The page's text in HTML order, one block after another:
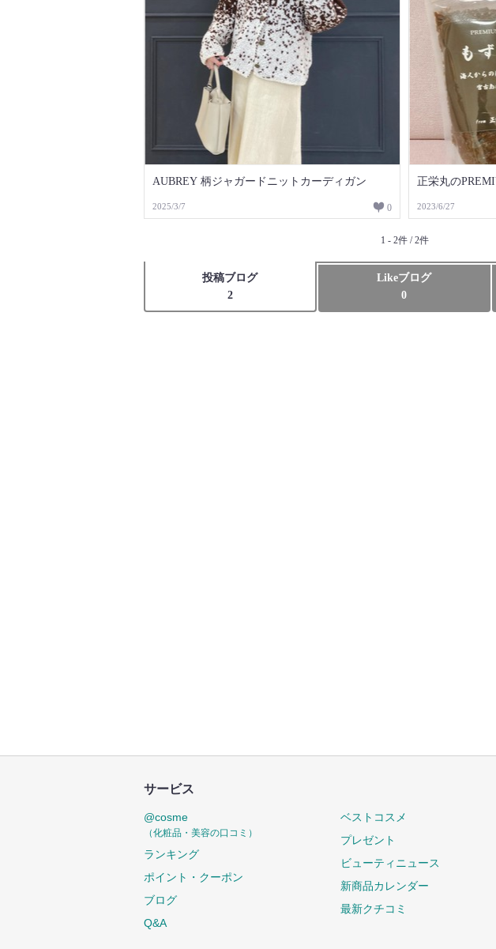
AUBREY 柄ジャガードニットカーディガン
2025/3/7 0
正栄丸の
2023/6/27
1 - 2件 / 2件
投稿ブログ
2
Likeブログ
0
サービス
@cosme
（化粧品・美容の口コミ）
ランキング
ポイント・クーポン
ブログ
Q&A
ベストコスメ
プレゼント
ビューティニュース
新商品カレンダー
最新クチコミ